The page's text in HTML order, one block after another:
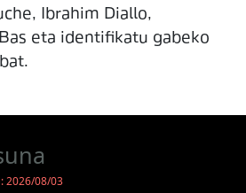
Ibrahim Diallo,
eta identifikatu gabeko
2026/08/03